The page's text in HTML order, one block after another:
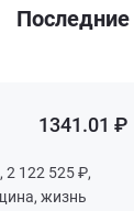
1341.01 ₽
2 122 525 ₽,
жизнь
1341.01 ₽
2 122 525 ₽,
жизнь
1341.01 ₽
2 122 525 ₽,
жизнь
1341.01 ₽
2 122 525 ₽,
жизнь